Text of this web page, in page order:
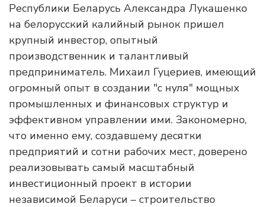
Республики Беларусь Александра Лукашенко
на белорусский калийный рынок пришел
крупный инвестор, опытный
производственник и талантливый
предприниматель. Михаил Гуцериев, имеющий
огромный опыт в создании "с нуля" мощных
промышленных и финансовых структур и
эффективном управлении ими. Закономерно,
что именно ему, создавшему десятки
предприятий и сотни рабочих мест, доверено
реализовывать самый масштабный
инвестиционный проект в истории
независимой Беларуси – строительство